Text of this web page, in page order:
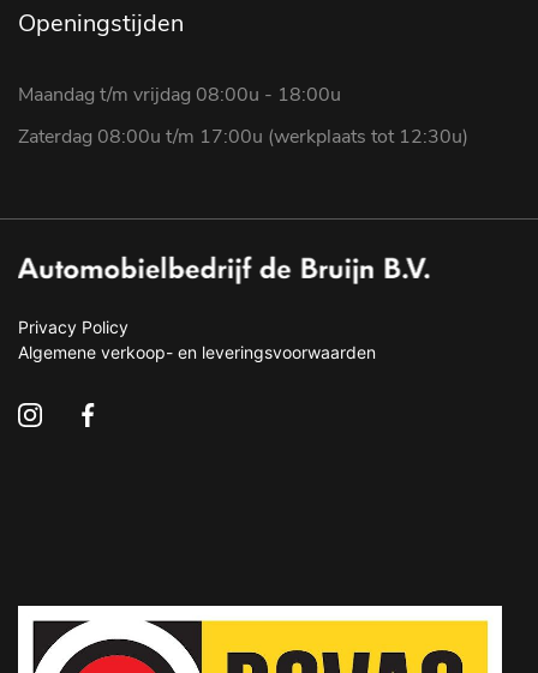
Openingstijden
Maandag t/m vrijdag 08:00u - 18:00u
Zaterdag 08:00u t/m 17:00u (werkplaats tot 12:30u)
Privacy Policy
Algemene verkoop- en leveringsvoorwaarden